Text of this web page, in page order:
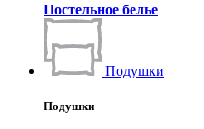
Постельное белье
Подушки
Подушки